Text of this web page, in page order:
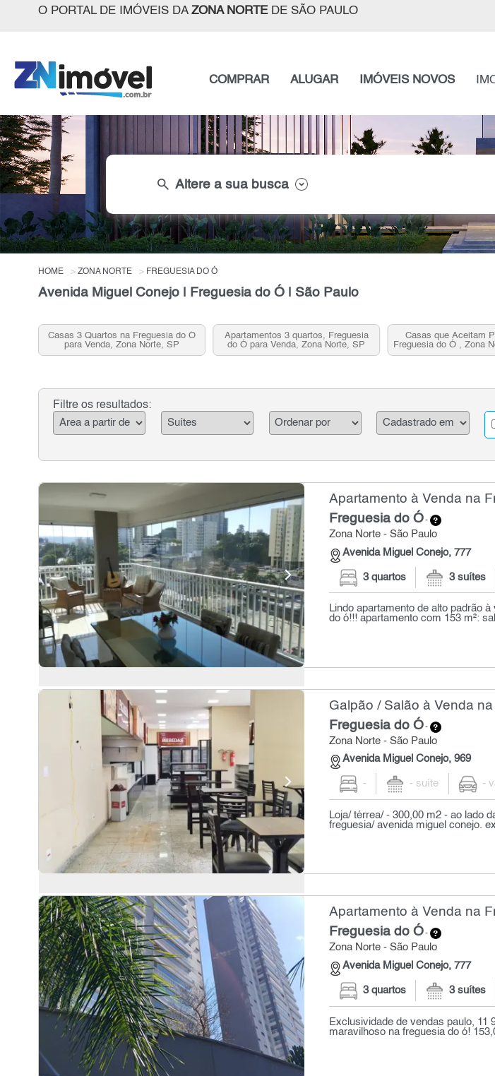
O PORTAL DE IMÓVEIS DA ZONA NORTEDE SÃO PAULO
COMPRAR ALUGAR IMÓVEIS NOVOS
search Altere a sua busca
HOME ZONA NORTE FREGUESIA DO Ó
Avenida Miguel Conejo | Freguesia do Ó | São Paulo
Casas 3 Quartos na Freguesia do Ó
para Venda, Zona Norte, SP
Apartamentos 3 quartos, Freguesia
do Ó para Venda, Zona Norte, SP
Casas que Aceitam
Freguesia do Ó , Zona
Venda
Filtre os resultados:
Apartamento à Venda na
Freguesia do Ó-
Zona Norte - São Paulo
Avenida Miguel Conejo, 777
3 quartos 3 suítes
Lindo apartamento de alto padrão
do ó!!! apartamento com 153 m²:
Galpão / Salão à Venda
Freguesia do Ó-
Zona Norte - São Paulo
Avenida Miguel Conejo, 969
- - suíte -
Loja/ térrea/ - 300,00 m2 - ao lado
freguesia/ avenida miguel conejo.
Apartamento à Venda na
Freguesia do Ó-
Zona Norte - São Paulo
Avenida Miguel Conejo, 777
3 quartos 3 suítes
Exclusividade de vendas paulo, 11
maravilhoso na freguesia do ó!